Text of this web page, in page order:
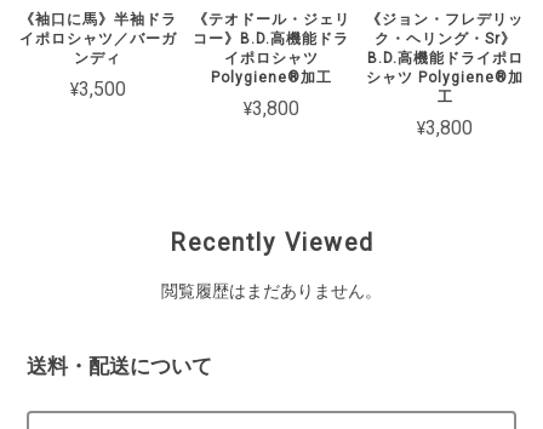
《袖口に馬》半袖ドラ
イポロシャツ／バーガ
ンディ
¥3,500
《テオドール・ジェリ
コー》B.D.高機能ドラ
イポロシャツ
Polygiene®加工
¥3,800
《ジョン・フレデリッ
ク・ヘリング・Sr》
B.D.高機能ドライポロ
シャツ Polygiene®加
工
¥3,800
Recently Viewed
閲覧履歴はまだありません。
送料・配送について